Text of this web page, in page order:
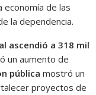
economía de las
la dependencia.
ascendió a 318 mil
un aumento de
pública mostró un
proyectos de